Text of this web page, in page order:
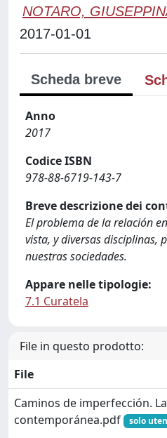
NOTARO,
2017-01-01
Scheda breve
Anno
2017
Codice ISBN
978-88-6719-143-7
Breve descrizione dei
El problema de la relación
vista, y diversas disciplinas,
nuestras sociedades.
Appare nelle tipologie:
7.1 Curatela
File in questo prodotto:
File
Caminos de imperfección.
contemporánea.pdf
solo